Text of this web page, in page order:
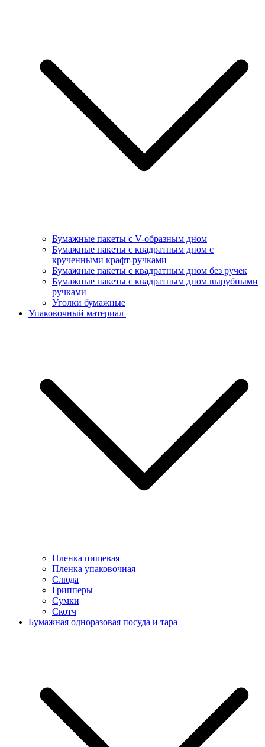
Бумажные пакеты с V-образным дном
Бумажные пакеты с квадратным дном с
крученными крафт-ручками
Бумажные пакеты с квадратным дном без ручек
Бумажные пакеты с квадратным дном вырубными
ручками
Уголки бумажные
Упаковочный материал
Пленка пищевая
Пленка упаковочная
Слюда
Грипперы
Сумки
Скотч
Бумажная одноразовая посуда и тара